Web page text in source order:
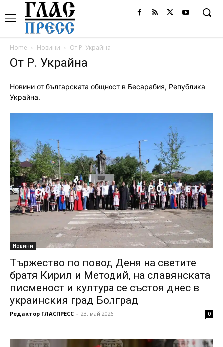
Home Новини От Р. Украйна
От Р. Украйна
Новини от българската общност в Бесарабия, Република
Украйна.
Новини
Тържество по повод Деня на светите
братя Кирил и Методий, на славянската
писменост и култура се състоя днес в
украинския град Болград
Редактор ГЛАСПРЕСС - 23. май 2026 0